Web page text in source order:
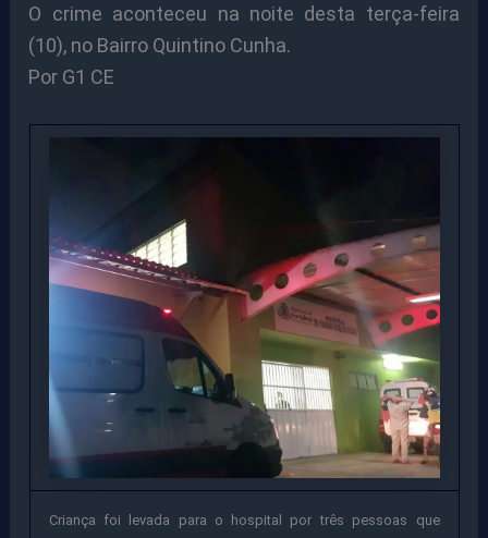
O crime aconteceu na noite desta terça-feira
(10), no Bairro Quintino Cunha.
Por G1 CE
Criança foi levada para o hospital por três pessoas que